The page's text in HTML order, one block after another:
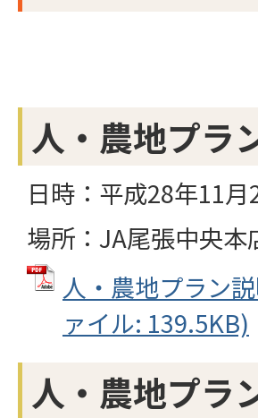
人・農地プラ
日時：平成28年11
場所：JA尾張中央
人・農地プラン
ァイル: 139.5KB)
人・農地プラ